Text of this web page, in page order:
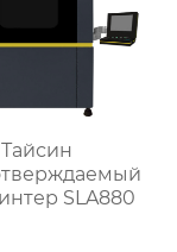
Тайсин
SLA880